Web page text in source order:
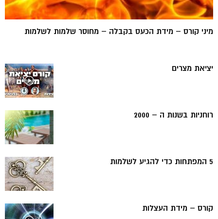
מיני קורס – מידת הכעס בקבלה – מחוסר שלמות לשלמות
יציאת מצרים
רוחניות בשנות ה – 2000
5 המפתחות כדי להגיע לשלמות
קורס – מידת העצלות